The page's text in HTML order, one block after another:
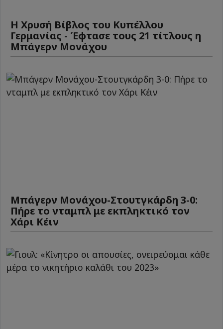
Η Χρυσή Βίβλος του Κυπέλλου
Γερμανίας - Έφτασε τους 21 τίτλους η
Μπάγερν Μονάχου
Μπάγερν Μονάχου-Στουτγκάρδη 3-0:
Πήρε το νταμπλ με εκπληκτικό τον
Χάρι Κέιν